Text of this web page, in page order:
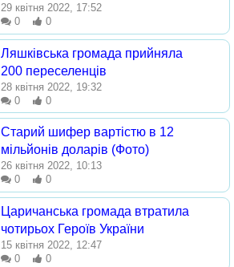
29 квітня 2022, 17:52
0
0
Ляшківська громада прийняла
200 переселенців
28 квітня 2022, 19:32
0
0
Старий шифер вартістю в 12
мільйонів доларів (Фото)
26 квітня 2022, 10:13
0
0
Царичанська громада втратила
чотирьох Героїв України
15 квітня 2022, 12:47
0
0